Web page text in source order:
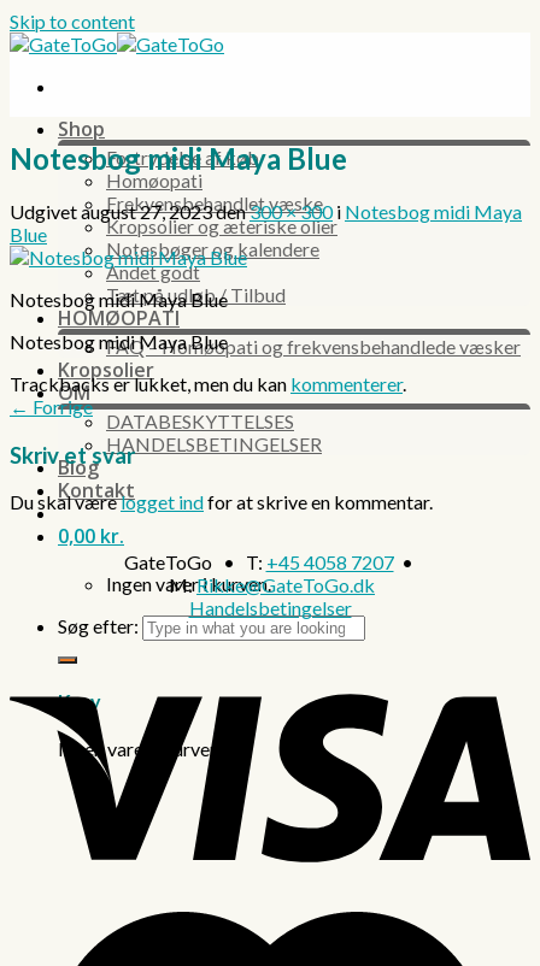
Skip to content
Shop
Fortrydelse af køb
Homøopati
Frekvensbehandlet væske
Kropsolier og æteriske olier
Notesbøger og kalendere
Andet godt
Tæt på udløb / Tilbud
HOMØOPATI
FAQ – Homøopati og frekvensbehandlede væsker
Kropsolier
OM
DATABESKYTTELSES
HANDELSBETINGELSER
Blog
Kontakt
0,00 kr.
Ingen varer i kurven.
Søg efter:
Kurv
Ingen varer i kurven.
Notesbog midi Maya Blue
Udgivetaugust 27, 2023den300 × 300i Notesbog midi Maya
Blue
Notesbog midi Maya Blue
Notesbog midi Maya Blue
Trackbacks er lukket, men du kan kommenterer.
← Forrige
Skriv et svar
Du skal værelogget indfor at skrive en kommentar.
GateToGo • T: +45 4058 7207•
M:Rikke@GateToGo.dk
Handelsbetingelser